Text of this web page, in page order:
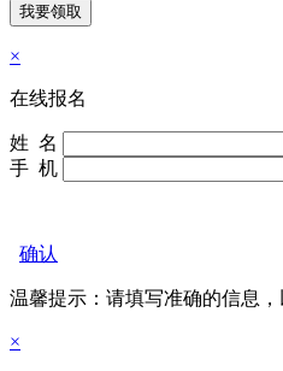
×
在线报名
姓 名
手 机
确认
温馨提示：请填写准确的信息
×